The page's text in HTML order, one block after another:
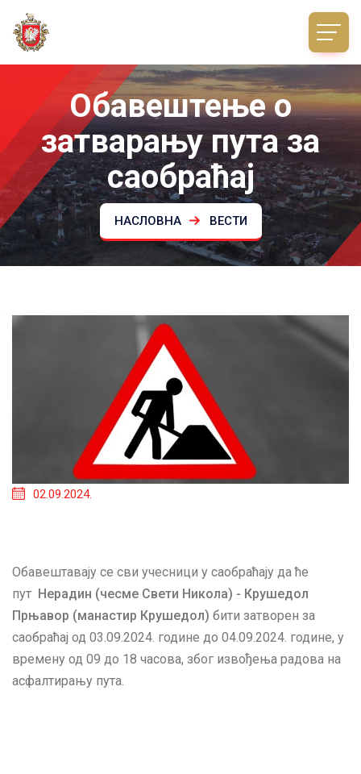
Обавештење о
затварању пута за
саобраћај
НАСЛОВНА ВЕСТИ
02.09.2024.
Обавештавају се сви учесници у саобраћају да ће
пут Нерадин (чесме Свети Никола) - Крушедол
Прњавор (манастир Крушедол) бити затворен за
саобраћај од 03.09.2024. године до 04.09.2024. године, у
времену од 09 до 18 часова, због извођења радова на
асфалтирању пута.